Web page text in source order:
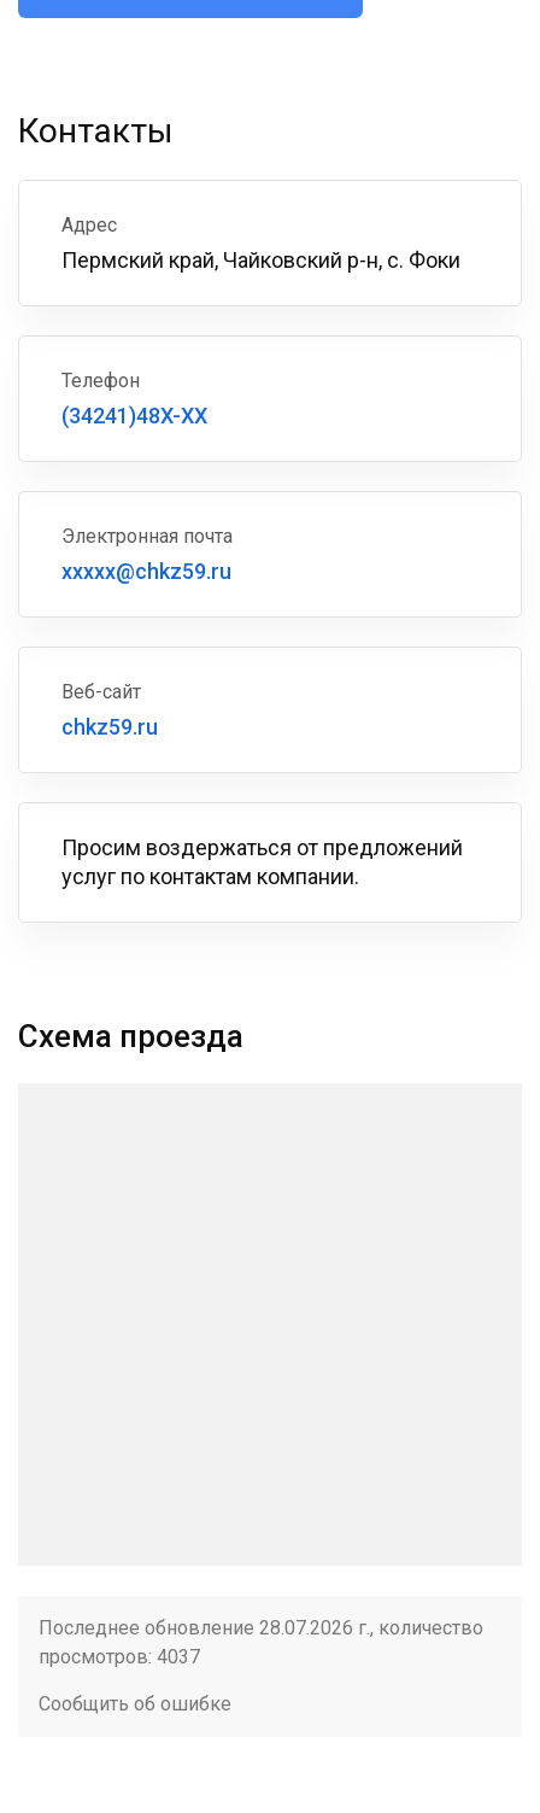
Контакты
Адрес
Пермский край, Чайковский р-н, с. Фоки
Телефон
(34241)48X-XX
Электронная почта
xxxxx@chkz59.ru
Веб-сайт
chkz59.ru
Просим воздержаться от предложений
услуг по контактам компании.
Схема проезда
Последнее обновление 28.07.2026 г., количество
просмотров: 4037
Сообщить об ошибке